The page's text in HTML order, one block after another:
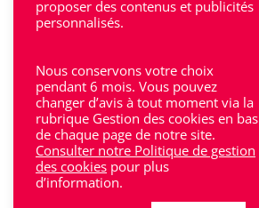
Bron
Lyon
Lyon 6
Villeurbanne
proposer des contenus et publicités
personnalisés.
Nous conservons votre choix
pendant 6 mois. Vous pouvez
changer d’avis à tout moment via la
rubrique Gestion des cookies en bas
de chaque page de notre site.
Consulter notre Politique de gestion
des cookies pour plus
d’information.